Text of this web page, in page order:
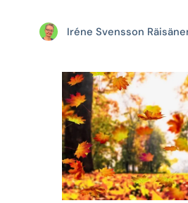
Iréne Svensson